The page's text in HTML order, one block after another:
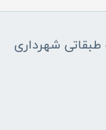
طبقاتی شهرداری